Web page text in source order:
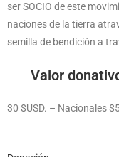
ser SOCIO de este
naciones de la tierra
semilla de bendición a
Valor
30 $USD. – Nacionales